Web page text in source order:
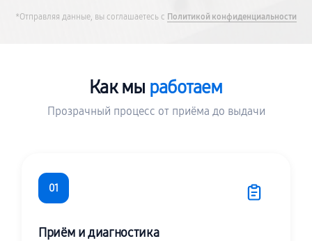
*Отправляя данные, вы соглашаетесь с Политикой конфиденциальности
Как мы работаем
Прозрачный процесс от приёма до выдачи
01
Приём и диагностика